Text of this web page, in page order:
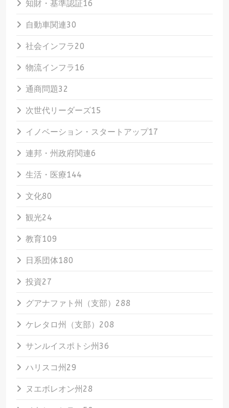
知財・基準認証16
自動車関連30
社会インフラ20
物流インフラ16
通商問題32
次世代リーダーズ15
イノベーション・スタートアップ17
連邦・州政府関連6
生活・医療144
文化80
観光24
教育109
日系団体180
投資27
グアナファト州（支部） 288
ケレタロ州（支部） 208
サンルイスポトシ州 36
ハリスコ州 29
ヌエボレオン州 28